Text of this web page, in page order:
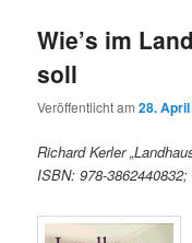
Wie’s im
soll
Veröffentlicht am28.
Richard Kerler
ISBN: 978-3862440832;